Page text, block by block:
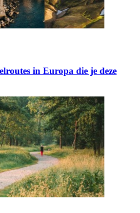
in Europa die je deze